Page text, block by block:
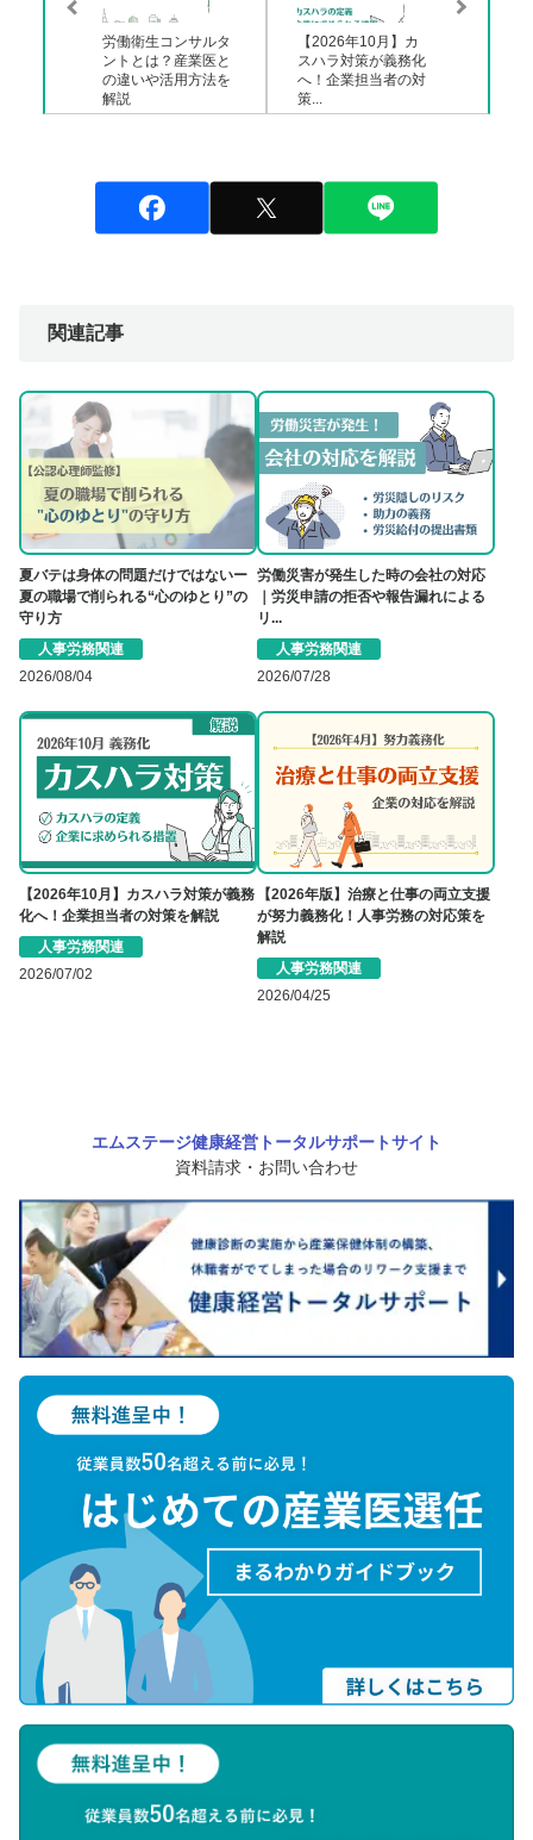
労働衛生コンサルタ
ントとは？産業医と
の違いや活用方法を
解説
【2026年10月】カ
スハラ対策が義務化
へ！企業担当者の対
策...
関連記事
夏バテは身体の問題だけではないー
夏の職場で削られる“心のゆとり”の
守り方
人事労務関連
2026/08/04
労働災害が発生した時の会社の対応
｜労災申請の拒否や報告漏れによる
リ...
人事労務関連
2026/07/28
【2026年10月】カスハラ対策が義務
化へ！企業担当者の対策を解説
人事労務関連
2026/07/02
【2026年版】治療と仕事の両立支援
が努力義務化！人事労務の対応策を
解説
人事労務関連
2026/04/25
エムステージ健康経営トータルサポートサイト
資料請求・お問い合わせ